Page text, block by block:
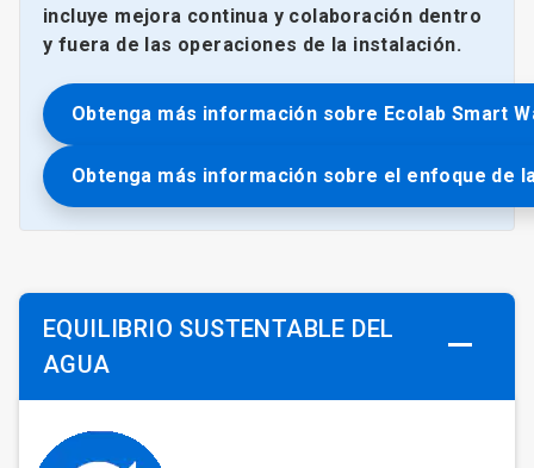
incluye mejora continua y colaboración dentro
y fuera de las operaciones de la instalación.​​​​​​​
Obtenga más información sobre Ecolab Smart
Obtenga más información sobre el enfoque de
EQUILIBRIO SUSTENTABLE DEL
AGUA